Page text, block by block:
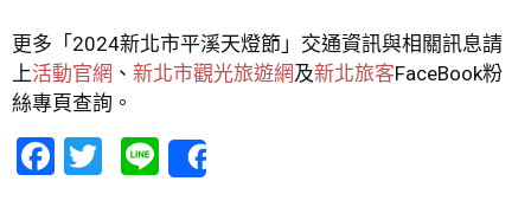
更多「 2024新北市平溪天燈節」交通資訊與相關訊息請
上活動官網 、 新北市觀光旅遊網及新北旅客FaceBook粉
絲專頁查詢。
Facebook
Twitter
Line